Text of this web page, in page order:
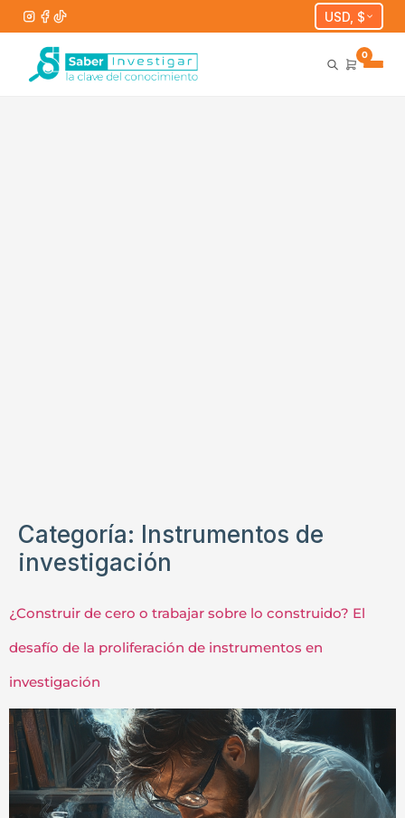
USD, $
0
Categoría: Instrumentos de
investigación
¿Construir de cero o trabajar sobre lo construido? El
desafío de la proliferación de instrumentos en
investigación